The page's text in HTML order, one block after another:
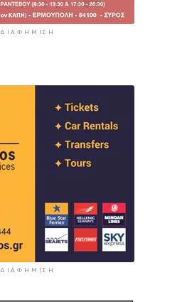
ΔΙΑΦΉΜΙΣΗ
ΔΙΑΦΉΜΙΣΗ